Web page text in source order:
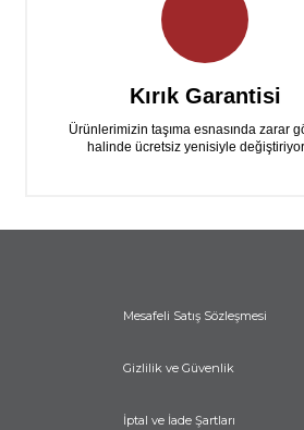
Kırık Garantisi
Ürünlerimizin taşıma esnasında zarar
halinde ücretsiz yenisiyle
Mesafeli Satış Sözleşmesi
Gizlilik ve Güvenlik
İptal ve İade Şartları